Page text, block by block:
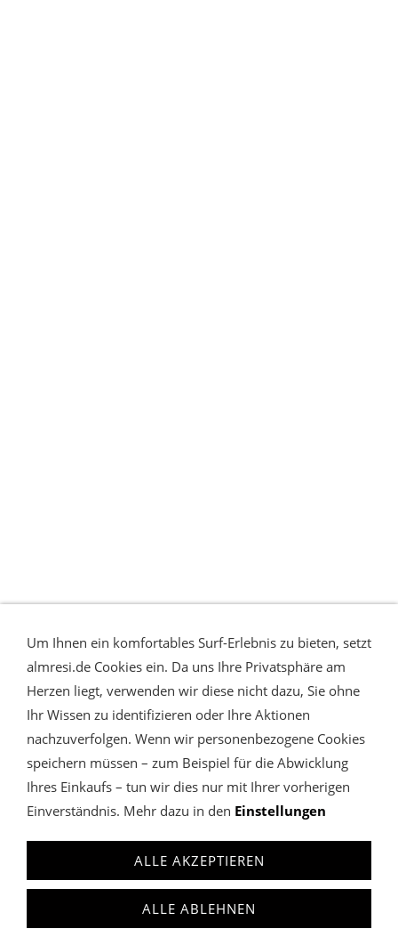
COOKIES
VERWALTEN
DATENSCHUTZ AGB
IMPRESSUM
Charivari Lederhose & Dirndl
anfrage@almresi.de
Um Ihnen ein komfortables Surf-Erlebnis zu bieten, setzt
almresi.de Cookies ein. Da uns Ihre Privatsphäre am
Herzen liegt, verwenden wir diese nicht dazu, Sie ohne
Ihr Wissen zu identifizieren oder Ihre Aktionen
nachzuverfolgen. Wenn wir personenbezogene Cookies
speichern müssen – zum Beispiel für die Abwicklung
Ihres Einkaufs – tun wir dies nur mit Ihrer vorherigen
Einverständnis. Mehr dazu in den Einstellungen
ALLE AKZEPTIEREN
ALLE ABLEHNEN